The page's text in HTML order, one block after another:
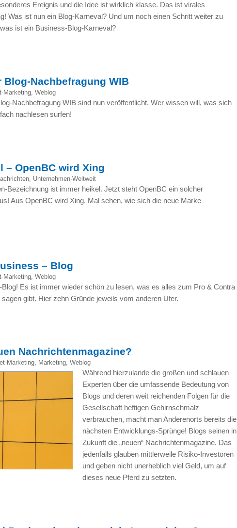
Ereignis und die Idee ist wirklich klasse. Das ist virales
Was ist nun ein Blog-Karneval? Und um noch einen Schritt weiter zu
ist ein Business-Blog-Karneval?
Blog-Nachbefragung WIB
Marketing Weblog
Nachbefragung WIB sind nun veröffentlicht. Wer wissen will, was sich
nachlesen surfen!
– OpenBC wird Xing
Unternehmen-Weltweit
Bezeichnung ist immer heikel. Jetzt steht OpenBC ein solcher
Aus OpenBC wird Xing. Mal sehen, wie sich die neue Marke
– Blog
Marketing Weblog
Es ist immer wieder schön zu lesen, was es alles zum Pro & Contra
gibt. Hier zehn Gründe jeweils vom anderen Ufer.
Nachrichtenmagazine?
Marketing, Marketing, Weblog
Während hierzulande die großen und schlauen
Experten über die umfassende Bedeutung von
Blogs und deren weit reichenden Folgen für die
Gesellschaft heftigen Gehirnschmalz
verbrauchen, macht man Anderenorts bereits die
nächsten Entwicklungs-Sprünge! Blogs seinen in
Zukunft die „neuen“ Nachrichtenmagazine. Das
jedenfalls glauben mittlerweile Risiko-Investoren
und geben nicht unerheblich viel Geld, um auf
dieses neue Pferd zu setzten.